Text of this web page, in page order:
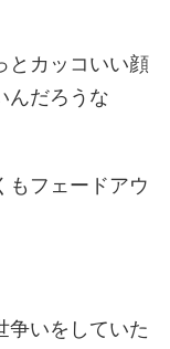
とカッコいい顔
んだろうな
もフェードアウ
争いをしていた